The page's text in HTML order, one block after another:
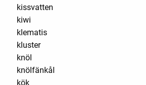
kissvatten
kiwi
klematis
kluster
knöl
knölfänkål
kök